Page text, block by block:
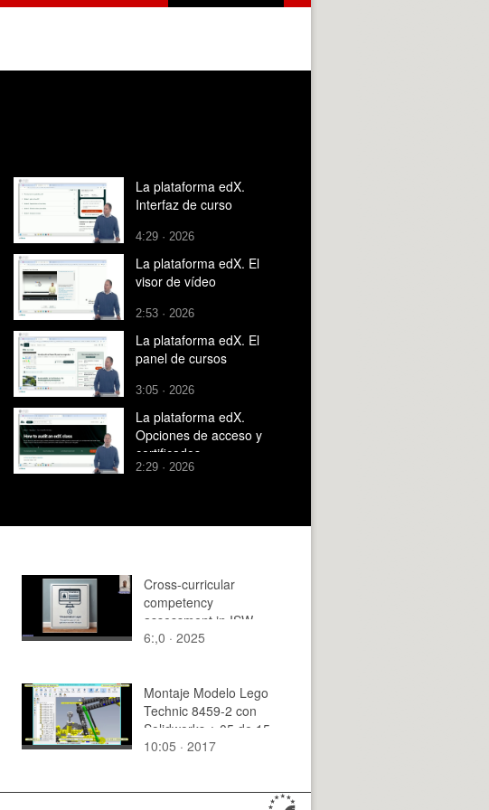
La plataforma edX.
Interfaz de curso
4:29 · 2026
La plataforma edX. El
visor de vídeo
2:53 · 2026
La plataforma edX. El
panel de cursos
3:05 · 2026
La plataforma edX.
Opciones de acceso y
certificados
2:29 · 2026
Cross-curricular
competency
assessment in ISW
6:,0 · 2025
Montaje Modelo Lego
Technic 8459-2 con
Solidworks ¿ 05 de 15
10:05 · 2017